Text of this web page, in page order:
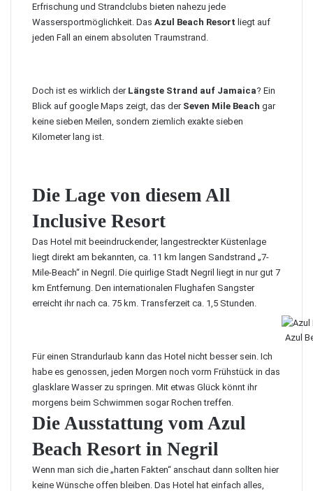
Erfrischung und Strandclubs bieten nahezu jede
Wassersportmöglichkeit. Das Azul Beach Resort liegt auf
jeden Fall an einem absoluten Traumstrand.
Doch ist es wirklich der Längste Strand auf Jamaica? Ein
Blick auf google Maps zeigt, das der Seven Mile Beach gar
keine sieben Meilen, sondern ziemlich exakte sieben
Kilometer lang ist.
Die Lage von diesem All
Inclusive Resort
Das Hotel mit beeindruckender, langestreckter Küstenlage
liegt direkt am bekannten, ca. 11 km langen Sandstrand „7-
Mile-Beach“ in Negril. Die quirlige Stadt Negril liegt in nur gut 7
km Entfernung. Den internationalen Flughafen Sangster
erreicht ihr nach ca. 75 km. Transferzeit ca. 1,5 Stunden.
Azul
Für einen Strandurlaub kann das Hotel nicht besser sein. Ich
habe es genossen, jeden Morgen noch vorm Frühstück in das
glasklare Wasser zu springen. Mit etwas Glück könnt ihr
morgens beim Schwimmen sogar Rochen treffen.
Die Ausstattung vom Azul
Beach Resort in Negril
Wenn man sich die „harten Fakten“ anschaut dann sollten hier
keine Wünsche offen bleiben. Das Hotel hat einfach alles,